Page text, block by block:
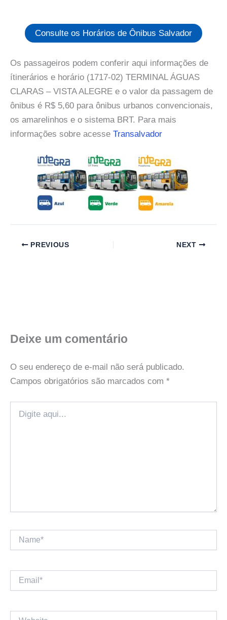
Consulte os Horários de Ônibus Salvador
Os passageiros podem conferir aqui informações de
ítinerários e horário (1717-02) TERMINAL ÁGUAS
CLARAS – VISTA ALEGRE e o valor da passagem de
ônibus é R$ 5,60 para ônibus urbanos convencionais,
os amarelinhos e o sistema BRT. Para mais
informações sobre acesse Transalvador
PREVIOUS NEXT
Deixe um comentário
O seu endereço de e-mail não será publicado.
Campos obrigatórios são marcados com *
aqui...
Name*